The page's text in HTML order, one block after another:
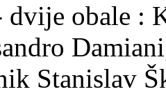
dvije obale :
Stanislav